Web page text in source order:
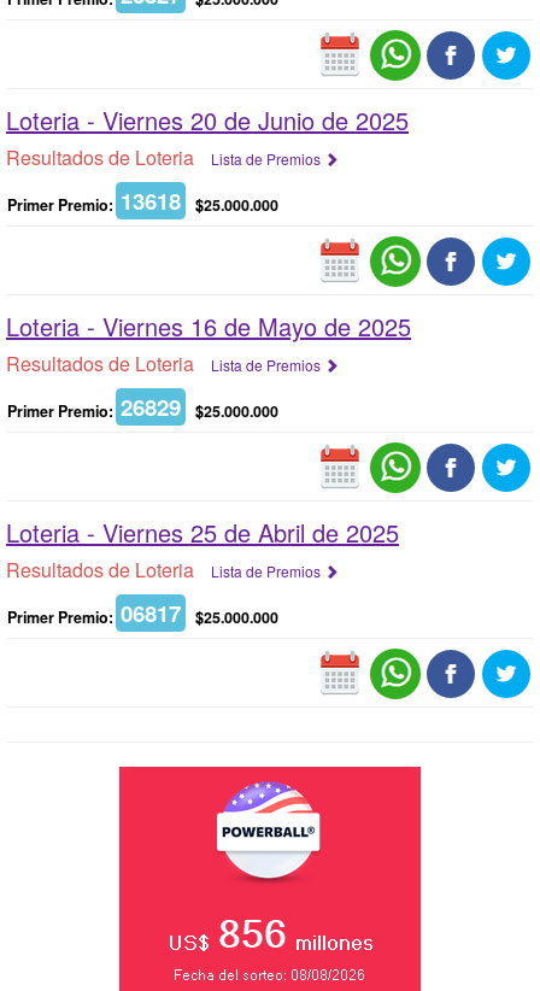
Loteria - Viernes 20 de Junio de 2025
Resultados de Loteria Lista de Premios
Primer Premio: 13618 $25.000.000
Loteria - Viernes 16 de Mayo de 2025
Resultados de Loteria Lista de Premios
Primer Premio: 26829 $25.000.000
Loteria - Viernes 25 de Abril de 2025
Resultados de Loteria Lista de Premios
Primer Premio: 06817 $25.000.000